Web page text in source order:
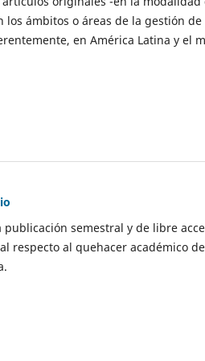
ámbitos o áreas de la gestión de
en América Latina y el
semestral y de libre
respecto al quehacer académico